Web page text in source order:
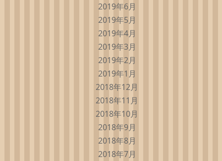
2019年6月
2019年5月
2019年4月
2019年3月
2019年2月
2019年1月
2018年12月
2018年11月
2018年10月
2018年9月
2018年8月
2018年7月